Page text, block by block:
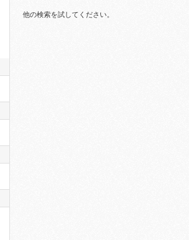
他の検索を試してください。